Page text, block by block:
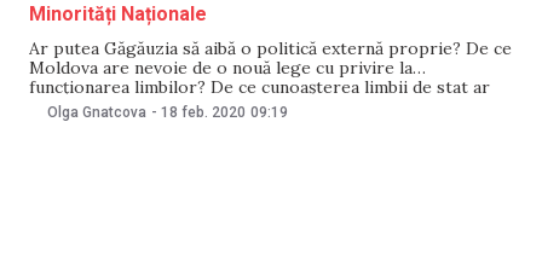
Minorități Naționale
Ar putea Găgăuzia să aibă o politică externă proprie? De ce
Moldova are nevoie de o nouă lege cu privire la
funcționarea limbilor? De ce cunoașterea limbii de stat ar
trebui să fie obligatorie pentru toți? De ce cursul de istorie
în școlile din Moldova ar trebui să se numească
Olga Gnatcova - 18 feb. 2020 09:19